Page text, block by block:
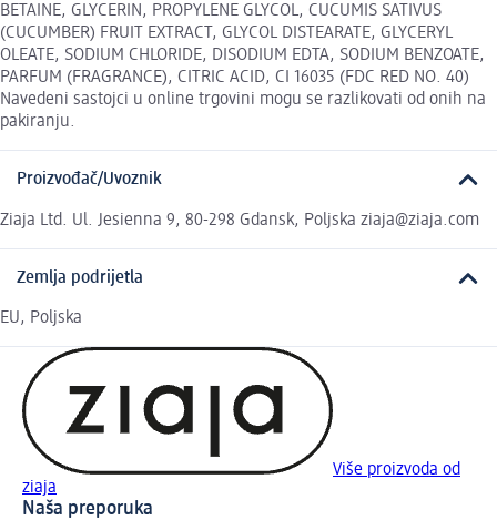
BETAINE, GLYCERIN, PROPYLENE GLYCOL, CUCUMIS SATIVUS
(CUCUMBER) FRUIT EXTRACT, GLYCOL DISTEARATE, GLYCERYL
OLEATE, SODIUM CHLORIDE, DISODIUM EDTA, SODIUM BENZOATE,
PARFUM (FRAGRANCE), CITRIC ACID, CI 16035 (FDC RED NO. 40)
Navedeni sastojci u online trgovini mogu se razlikovati od onih na
pakiranju.
Proizvođač/Uvoznik
Ziaja Ltd. Ul. Jesienna 9, 80-298 Gdansk, Poljska ziaja@ziaja.com
Zemlja podrijetla
EU, Poljska
Više proizvoda od
ziaja
Naša preporuka